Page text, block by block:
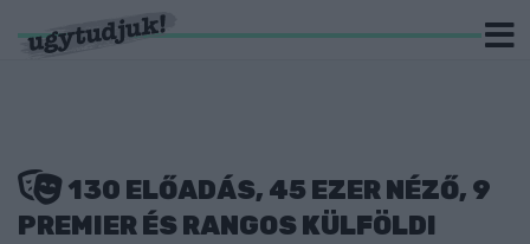
130 ELŐADÁS, 45 EZER NÉZŐ, 9
PREMIER ÉS RANGOS KÜLFÖLDI